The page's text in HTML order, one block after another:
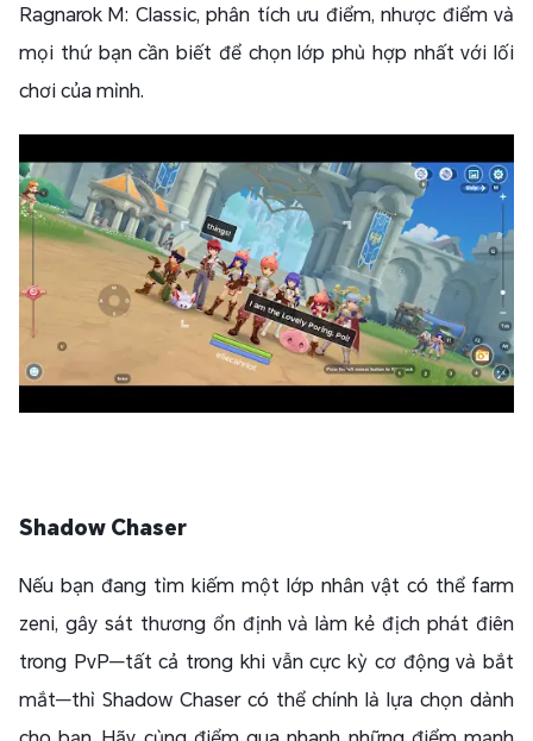
Ragnarok M: Classic, phân tích ưu điểm, nhược điểm và
mọi thứ bạn cần biết để chọn lớp phù hợp nhất với lối
chơi của mình.
Shadow Chaser
Nếu bạn đang tìm kiếm một lớp nhân vật có thể farm
zeni, gây sát thương ổn định và làm kẻ địch phát điên
trong PvP—tất cả trong khi vẫn cực kỳ cơ động và bắt
mắt—thì Shadow Chaser có thể chính là lựa chọn dành